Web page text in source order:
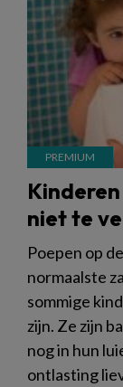
niet te
Poepen op
normaalste
sommige
zijn. Ze zijn
nog in hun
ontlasting